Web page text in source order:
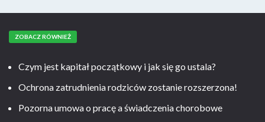
ZOBACZ RÓWNIEŻ
Czym jest kapitał początkowy i jak się go ustala?
Ochrona zatrudnienia rodziców zostanie rozszerzona!
Pozorna umowa o pracę a świadczenia chorobowe